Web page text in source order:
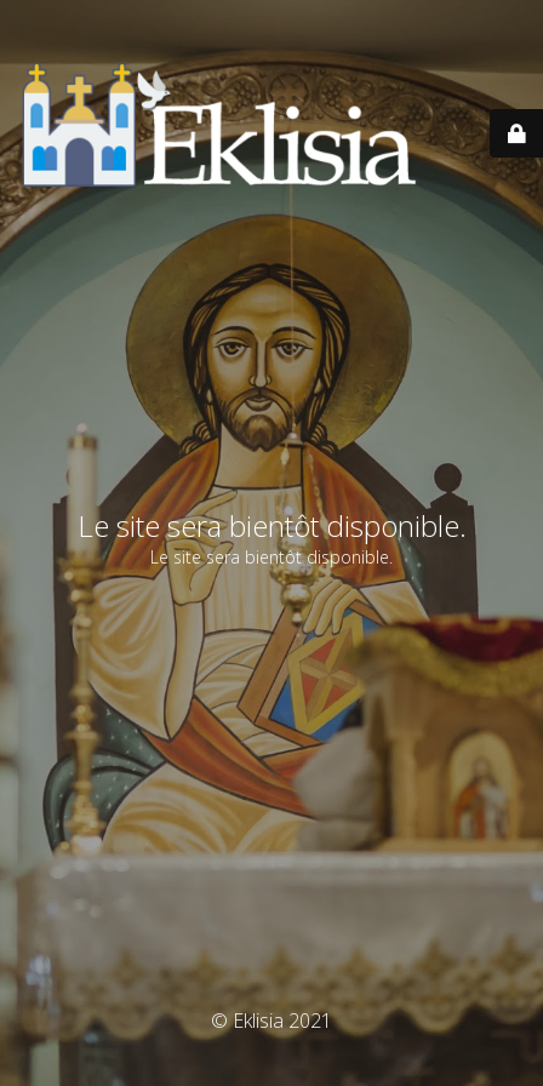
Le site sera bientôt disponible.
Le site sera bientôt disponible.
© Eklisia 2021